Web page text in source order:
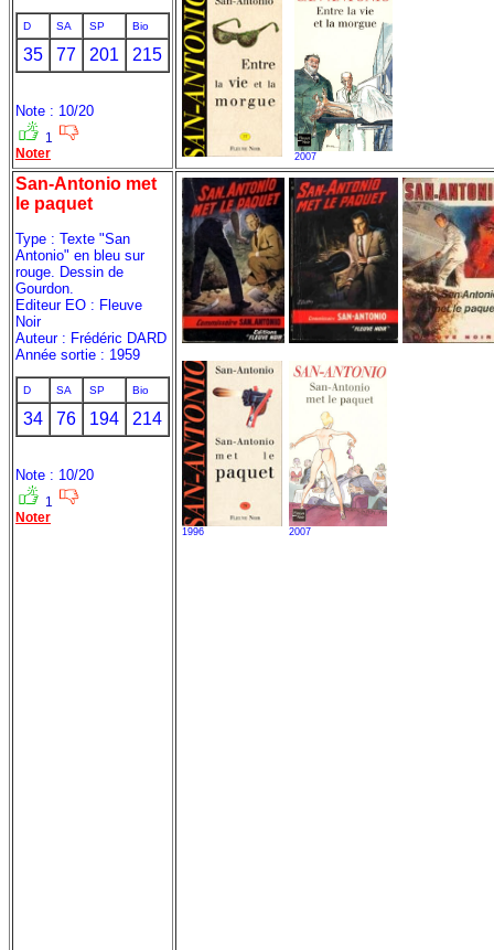
D SA SP Bio
35 77 201 215
Note : 10/20
1
Noter
2007
San-Antonio met
le paquet
Type : Texte "San
Antonio" en bleu sur
rouge. Dessin de
Gourdon.
Editeur EO : Fleuve
Noir
Auteur : Frédéric DARD
Année sortie : 1959
D SA SP Bio
34 76 194 214
Note : 10/20
1
Noter
1996 2007